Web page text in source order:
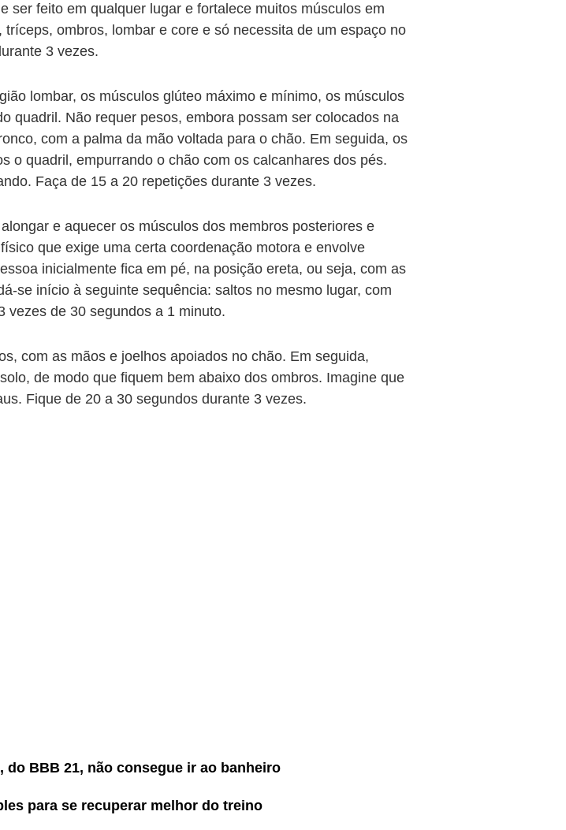
ser feito em qualquer lugar e fortalece muitos músculos em
ombros, lombar e core e só necessita de um espaço no
3 vezes.
lombar, os músculos glúteo máximo e mínimo, os músculos
quadril. Não requer pesos, embora possam ser colocados na
com a palma da mão voltada para o chão. Em seguida, os
o quadril, empurrando o chão com os calcanhares dos pés.
Faça de 15 a 20 repetições durante 3 vezes.
e aquecer os músculos dos membros posteriores e
que exige uma certa coordenação motora e envolve
inicialmente fica em pé, na posição ereta, ou seja, com as
se início à seguinte sequência: saltos no mesmo lugar, com
vezes de 30 segundos a 1 minuto.
com as mãos e joelhos apoiados no chão. Em seguida,
de modo que fiquem bem abaixo dos ombros. Imagine que
Fique de 20 a 30 segundos durante 3 vezes.
do BBB 21, não consegue ir ao banheiro
para se recuperar melhor do treino